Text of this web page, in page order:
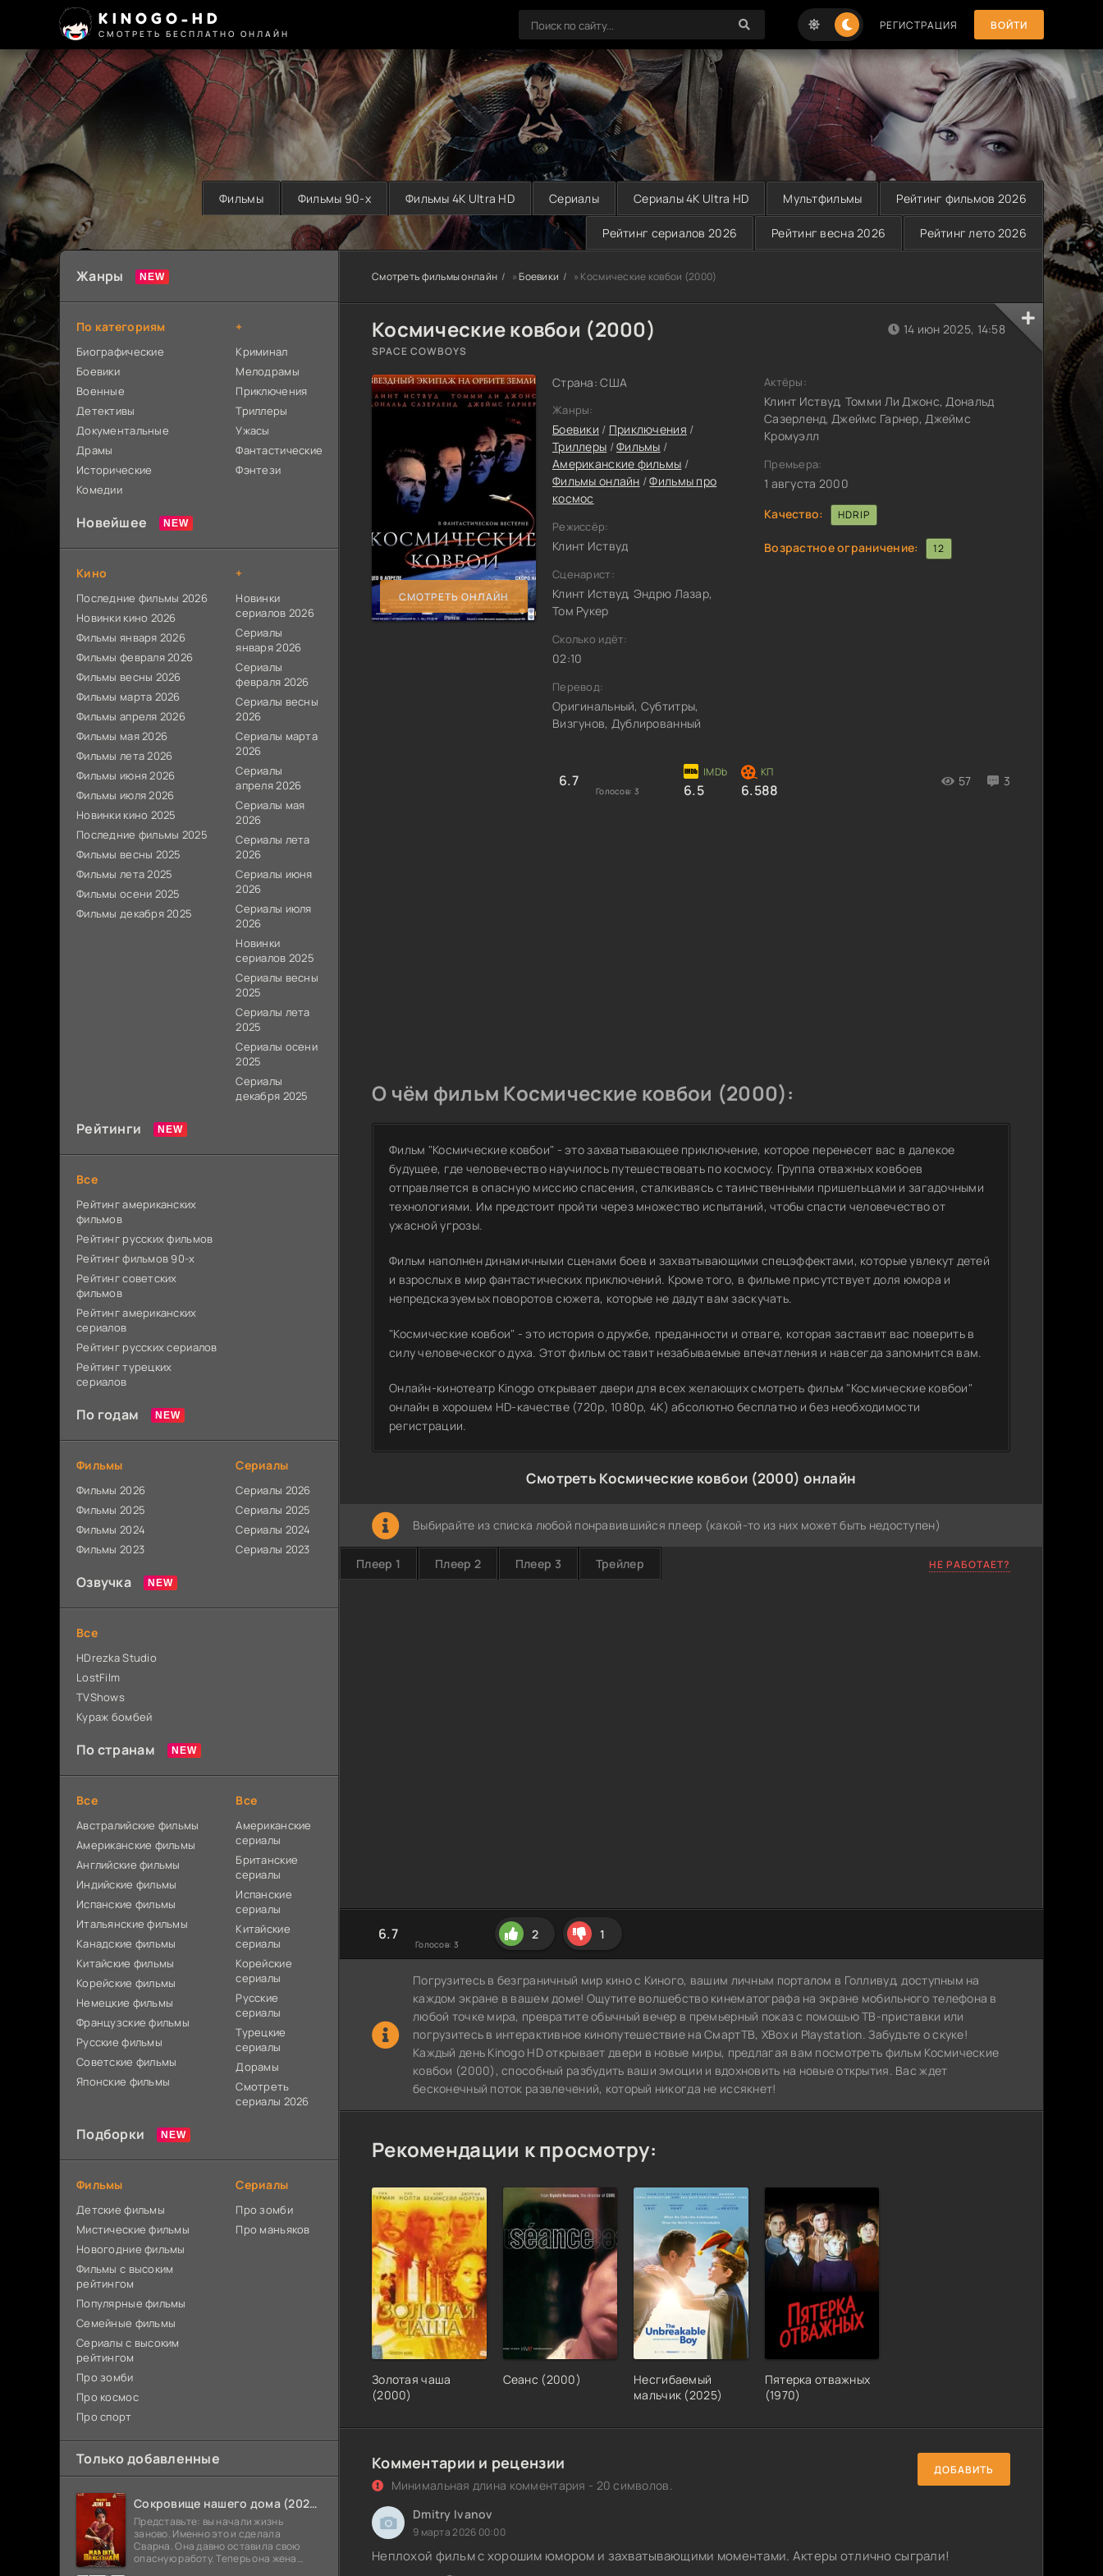
KINOGO-HD
СМОТРЕТЬ БЕСПЛАТНО ОНЛАЙН
РЕГИСТРАЦИЯ ВОЙТИ
Фильмы Фильмы 90-х Фильмы 4K Ultra HD Сериалы Сериалы 4K Ultra HD Мультфильмы Рейтинг фильмов 2026
Рейтинг сериалов 2026 Рейтинг весна 2026 Рейтинг лето 2026
Смотреть фильмы онлайн »Боевики » Космические ковбои (2000)
Космические ковбои (2000)
SPACE COWBOYS
СМОТРЕТЬ ОНЛАЙН
Страна: США
Жанры:
Боевики / Приключения /
Триллеры /Фильмы /
Американские фильмы /
Фильмы онлайн /Фильмы про
космос
Режиссёр:
Клинт Иствуд
Сценарист:
Клинт Иствуд, Эндрю Лазар,
Том Рукер
Сколько идёт:
02:10
Перевод:
Оригинальный, Субтитры,
Визгунов, Дублированный
6.7
Голосов: 3 6.5 6.588
57 3
14 июн 2025, 14:58
Актёры:
Клинт Иствуд, Томми Ли Джонс, Дональд
Сазерленд, Джеймс Гарнер, Джеймс
Кромуэлл
Премьера:
1 августа 2000
Качество:
HDRIP
Возрастное ограничение: 12
О чём фильм Космические ковбои (2000):
Фильм "Космические ковбои" - это захватывающее приключение, которое перенесет вас в далекое
будущее, где человечество научилось путешествовать по космосу. Группа отважных ковбоев
отправляется в опасную миссию спасения, сталкиваясь с таинственными пришельцами и загадочными
технологиями. Им предстоит пройти через множество испытаний, чтобы спасти человечество от
ужасной угрозы.
Фильм наполнен динамичными сценами боев и захватывающими спецэффектами, которые увлекут детей
и взрослых в мир фантастических приключений. Кроме того, в фильме присутствует доля юмора и
непредсказуемых поворотов сюжета, которые не дадут вам заскучать.
"Космические ковбои" - это история о дружбе, преданности и отваге, которая заставит вас поверить в
силу человеческого духа. Этот фильм оставит незабываемые впечатления и навсегда запомнится вам.
Онлайн-кинотеатр Kinogo открывает двери для всех желающих смотреть фильм "Космические ковбои"
онлайн в хорошем HD-качестве (720p, 1080p, 4K) абсолютно бесплатно и без необходимости
регистрации.
Смотреть Космические ковбои (2000) онлайн
Выбирайте из списка любой понравившийся плеер (какой-то из них может быть недоступен)
Плеер 1 Плеер 2 Плеер 3 Трейлер НЕ РАБОТАЕТ?
6.7
Голосов: 3
2 1
Погрузитесь в безграничный мир кино с Киного, вашим личным порталом в Голливуд, доступным на
каждом экране в вашем доме! Ощутите волшебство кинематографа на экране мобильного телефона в
любой точке мира, превратите обычный вечер в премьерный показ с помощью ТВ-приставки или
погрузитесь в интерактивное кинопутешествие на СмартТВ, XBox и Playstation. Забудьте о скуке!
Каждый день Kinogo HD открывает двери в новые миры, предлагая вам посмотреть фильм Космические
ковбои (2000), способный разбудить ваши эмоции и вдохновить на новые открытия. Вас ждет
бесконечный поток развлечений, который никогда не иссякнет!
Рекомендации к просмотру:
Золотая чаша
(2000)
Сеанс (2000)
Несгибаемый
мальчик (2025)
Пятерка отважных
(1970)
Комментарии и рецензии
Минимальная длина комментария - 20 символов.
ДОБАВИТЬ
Dmitry Ivanov
9 марта 2026 00:00
Неплохой фильм с хорошим юмором и захватывающими моментами. Актеры отлично сыграли!
Жанры
По категориям
Биографические
Боевики
Военные
Детективы
Документальные
Драмы
Исторические
Комедии
+
Криминал
Мелодрамы
Приключения
Триллеры
Ужасы
Фантастические
Фэнтези
Новейшее
Кино
Последние фильмы 2026
Новинки кино 2026
Фильмы января 2026
Фильмы февраля 2026
Фильмы весны 2026
Фильмы марта 2026
Фильмы апреля 2026
Фильмы мая 2026
Фильмы лета 2026
Фильмы июня 2026
Фильмы июля 2026
Новинки кино 2025
Последние фильмы 2025
Фильмы весны 2025
Фильмы лета 2025
Фильмы осени 2025
Фильмы декабря 2025
+
Новинки
сериалов 2026
Сериалы
января 2026
Сериалы
февраля 2026
Сериалы весны
2026
Сериалы марта
2026
Сериалы
апреля 2026
Сериалы мая
2026
Сериалы лета
2026
Сериалы июня
2026
Сериалы июля
2026
Новинки
сериалов 2025
Сериалы весны
2025
Сериалы лета
2025
Сериалы осени
2025
Сериалы
декабря 2025
Рейтинги
Все
Рейтинг американских
фильмов
Рейтинг русских фильмов
Рейтинг фильмов 90-х
Рейтинг советских
фильмов
Рейтинг американских
сериалов
Рейтинг русских сериалов
Рейтинг турецких
сериалов
По годам
Фильмы
Фильмы 2026
Фильмы 2025
Фильмы 2024
Фильмы 2023
Сериалы
Сериалы 2026
Сериалы 2025
Сериалы 2024
Сериалы 2023
Озвучка
Все
HDrezka Studio
LostFilm
TVShows
Кураж бомбей
По странам
Все
Австралийские фильмы
Американские фильмы
Английские фильмы
Индийские фильмы
Испанские фильмы
Итальянские фильмы
Канадские фильмы
Китайские фильмы
Корейские фильмы
Немецкие фильмы
Французские фильмы
Русские фильмы
Советские фильмы
Японские фильмы
Все
Американские
сериалы
Британские
сериалы
Испанские
сериалы
Китайские
сериалы
Корейские
сериалы
Русские
сериалы
Турецкие
сериалы
Дорамы
Смотреть
сериалы 2026
Подборки
Фильмы
Детские фильмы
Мистические фильмы
Новогодние фильмы
Фильмы с высоким
рейтингом
Популярные фильмы
Семейные фильмы
Сериалы с высоким
рейтингом
Про зомби
Про космос
Про спорт
Сериалы
Про зомби
Про маньяков
Только добавленные
Сокровище нашего дома (2026)
Представьте: вы начали жизнь
заново. Именно это и сделала
Сварна. Она давно оставила свою
опасную работу. Теперь она жена